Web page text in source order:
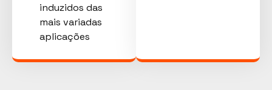
induzidos das
mais variadas
aplicações